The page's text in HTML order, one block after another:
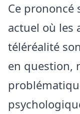
Ce prononcé
actuel où les
téléréalité
en question,